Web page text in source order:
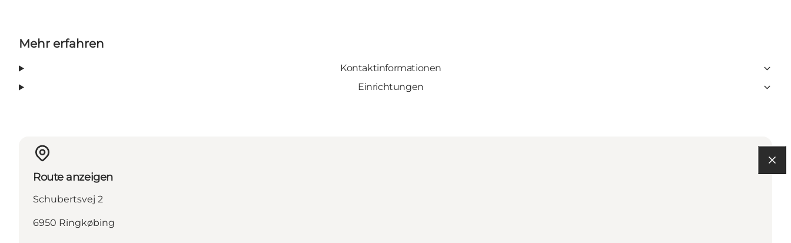
Mehr erfahren
Kontaktinformationen
Einrichtungen
Route anzeigen
Schubertsvej 2
6950 Ringkøbing